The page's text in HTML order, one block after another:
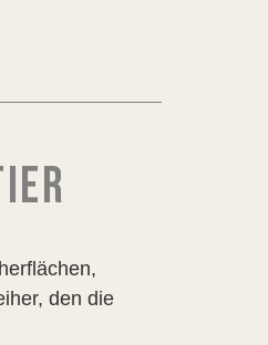
den die